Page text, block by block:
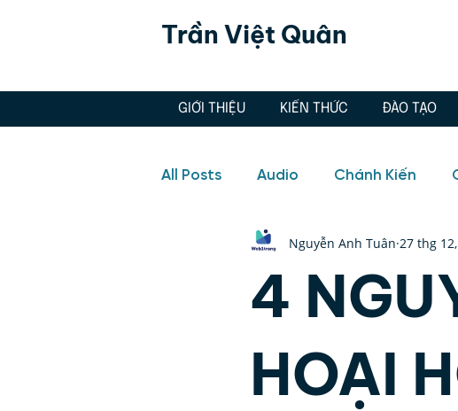
Trần Việt Quân
GIỚI THIỆU KIẾN THỨC ĐÀO TẠO
All Posts Audio Chánh Kiến
Hôn nhân, Tình yêu Audio
Doanh nghiệp Hôn nhân, Tình
Quản lý cảm xúc, Thiền, Chữa lành
4
HOẠI
Nguyễn Anh Tuân 27 thg